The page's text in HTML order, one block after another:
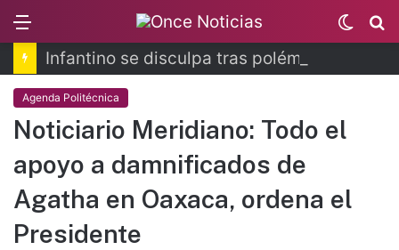
Menu
Switch
skin
Agenda Politécnica
Noticiario Meridiano: Todo el
apoyo a damnificados de
Agatha en Oaxaca, ordena el
Presidente